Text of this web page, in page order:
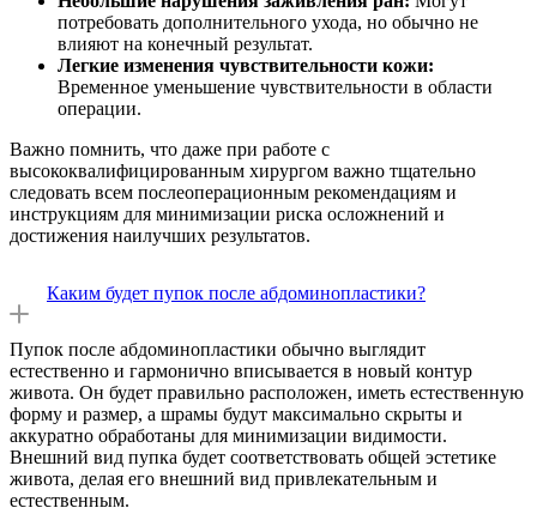
потребовать дополнительного ухода, но обычно не
влияют на конечный результат.
Легкие изменения чувствительности кожи:
Временное уменьшение чувствительности в области
операции.
Важно помнить, что даже при работе с
высококвалифицированным хирургом важно тщательно
следовать всем послеоперационным рекомендациям и
инструкциям для минимизации риска осложнений и
достижения наилучших результатов.
Каким будет пупок после абдоминопластики?
Пупок после абдоминопластики обычно выглядит
естественно и гармонично вписывается в новый контур
живота. Он будет правильно расположен, иметь естественную
форму и размер, а шрамы будут максимально скрыты и
аккуратно обработаны для минимизации видимости.
Внешний вид пупка будет соответствовать общей эстетике
живота, делая его внешний вид привлекательным и
естественным.